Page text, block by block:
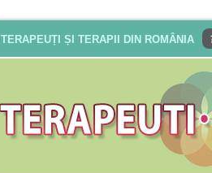
TERAPEUȚI ȘI TERAPII DIN ROMÂNIA